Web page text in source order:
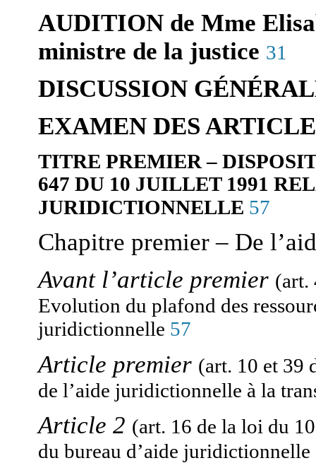
AUDITION de Mme
ministre de la justice 31
DISCUSSION
EXAMEN DES
TITRE PREMIER –
647 DU 10 JUILLET 1991
JURIDICTIONNELLE 57
Chapitre premier – De
Avant l’article premier (art.
Evolution du plafond des
juridictionnelle 57
Article premier (art. 10 et 39
de l’aide juridictionnelle à la
Article 2 (art. 16 de la loi du
du bureau d’aide juridictionnelle